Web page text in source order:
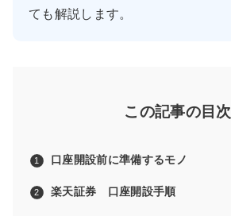
ても解説します。
この記事の目次
口座開設前に準備するモノ
楽天証券 口座開設手順